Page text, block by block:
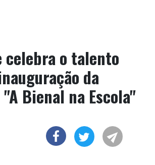
celebra o talento
da
Bienal na Escola"